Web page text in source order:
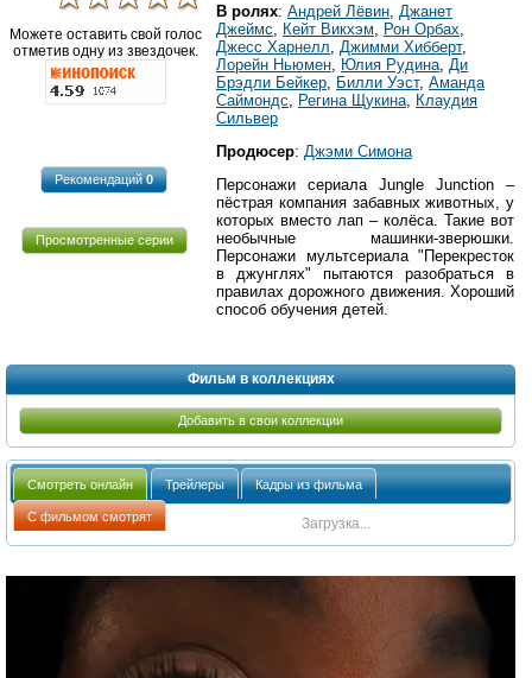
Можете оставить свой голос
отметив одну из звездочек.
Рекомендаций0
Просмотренные серии
В ролях: Андрей Лёвин Джанет
Джеймс
Кейт Викхэм Рон Орбах
Джесс Харнелл
Джимми Хибберт,
Лорейн Ньюмен Юлия Рудина Ди
Брэдли Бейкер Билли Уэст, Аманда
Саймондс
Регина Щукина Клаудия
Сильвер
Продюсер: Джэми Симона
Персонажи сериала Jungle Junction –
пёстрая компания забавных животных, у
которых вместо лап – колёса. Такие вот
необычные машинки-зверюшки.
Персонажи мультсериала "Перекресток
в джунглях" пытаются разобраться в
правилах дорожного движения. Хороший
способ обучения детей.
Фильм в коллекциях
Добавить в свои коллекции
Смотреть онлайн Трейлеры Кадры из фильма
С фильмом смотрят Загрузка...